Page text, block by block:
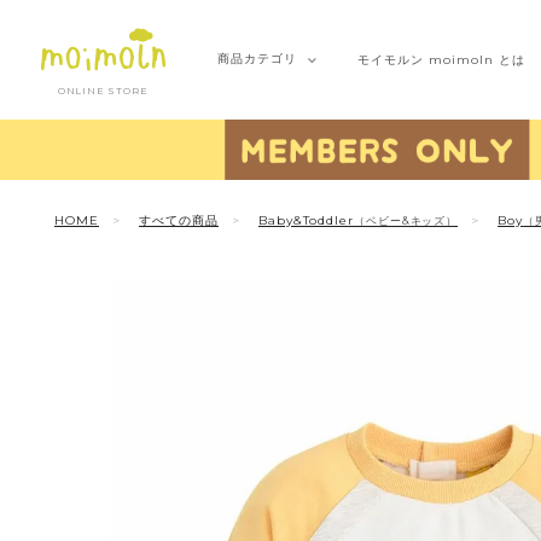
ONLINE STORE
商品カテゴリ モイモルン moimoln とは
HOME すべての商品 Baby&Toddler （ベビー&キッズ） Boy